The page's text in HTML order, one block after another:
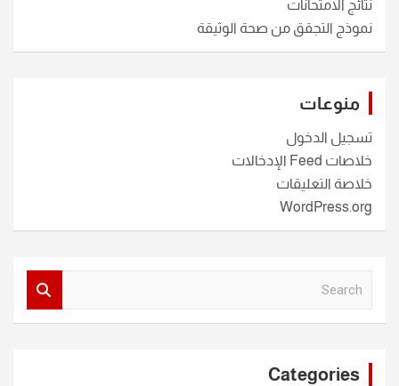
نتائج الامتحانات
نموذج التجقق من صحة الوثيقة
منوعات
تسجيل الدخول
خلاصات Feed الإدخالات
خلاصة التعليقات
WordPress.org
Categories